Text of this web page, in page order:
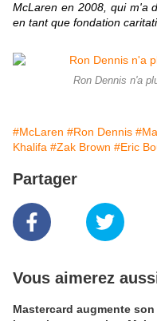
McLaren en 2008, qui m'a
en tant que fondation
Ron Dennis n'a
#McLaren #Ron Dennis
Khalifa #Zak Brown #Eric
Partager
Vous aimerez
Mastercard augmente son